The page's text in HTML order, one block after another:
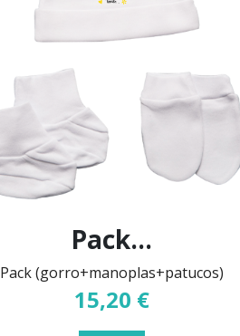
Pack...
Pack (gorro+manoplas+patucos)
15,20 €